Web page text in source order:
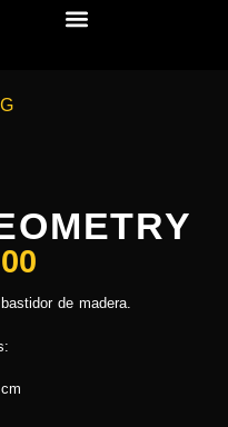
de madera.